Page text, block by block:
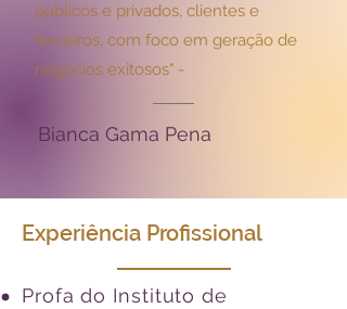
públicos e privados, clientes e
terceiros, com foco em geração de
negócios exitosos" -
Bianca Gama Pena
Experiência Profissional
Profa do Instituto de